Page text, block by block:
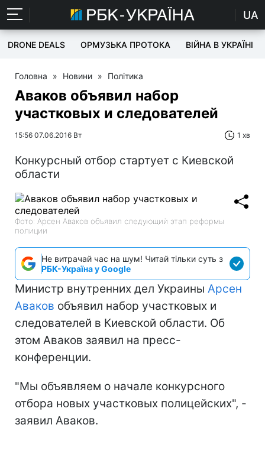
UA
DRONE DEALS ОРМУЗЬКА ПРОТОКА ВІЙНА В УКРАЇНІ
Головна » Новини » Політика
Аваков объявил набор
участковых и следователей
15:56 07.06.2016 Вт 1 хв
Конкурсный отбор стартует с Киевской
области
Фото: Арсен Аваков объявил следующий этап реформы
полиции
Не витрачай час на шум! Читай тільки суть з
РБК-Україна у Google
Министр внутренних дел Украины Арсен
Аваков объявил набор участковых и
следователей в Киевской области. Об
этом Аваков заявил на пресс-
конференции.
"Мы объявляем о начале конкурсного
отбора новых участковых полицейских", -
заявил Аваков.